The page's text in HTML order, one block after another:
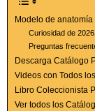
Modelo de
Curiosidad de 2026
Preguntas
Descarga Catálogo
Videos con Todos
Libro Coleccionista
Ver todos los